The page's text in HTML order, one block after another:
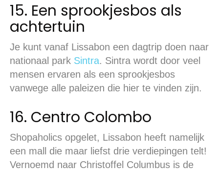
15. Een sprookjesbos als
achtertuin
Je kunt vanaf Lissabon een dagtrip doen naar
nationaal park Sintra. Sintra wordt door veel
mensen ervaren als een sprookjesbos
vanwege alle paleizen die hier te vinden zijn.
16. Centro Colombo
Shopaholics opgelet, Lissabon heeft namelijk
een mall die maar liefst drie verdiepingen telt!
Vernoemd naar Christoffel Columbus is de